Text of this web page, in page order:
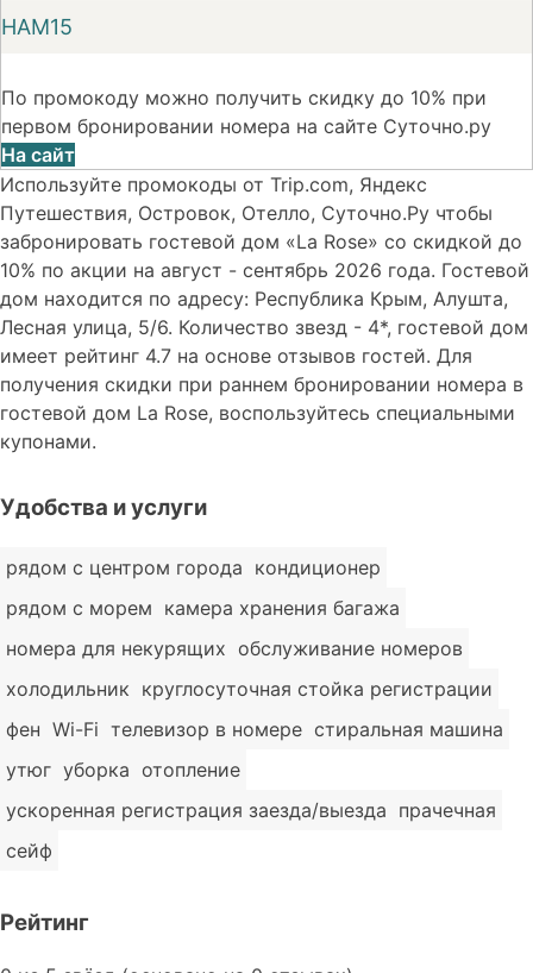
НАМ15
По промокоду можно получить скидку до 10% при
первом бронировании номера на сайте Суточно.ру
На сайт
Используйте промокоды от Trip.com, Яндекс
Путешествия, Островок, Отелло, Суточно.Ру чтобы
забронировать гостевой дом «La Rose» со скидкой до
10% по акции на август - сентябрь 2026 года. Гостевой
дом находится по адресу: Республика Крым, Алушта,
Лесная улица, 5/6. Количество звезд - 4*, гостевой дом
имеет рейтинг 4.7 на основе отзывов гостей. Для
получения скидки при раннем бронировании номера в
гостевой дом La Rose, воспользуйтесь специальными
купонами.
Удобства и услуги
рядом с центром города кондиционер
рядом с морем камера хранения багажа
номера для некурящих обслуживание номеров
холодильник круглосуточная стойка регистрации
фен Wi-Fi телевизор в номере стиральная машина
утюг уборка отопление
ускоренная регистрация заезда/выезда прачечная
сейф
Рейтинг